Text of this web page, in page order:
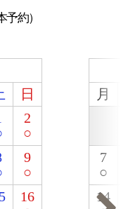
予約）
日
2
○
9
○
16
月
7
○
14